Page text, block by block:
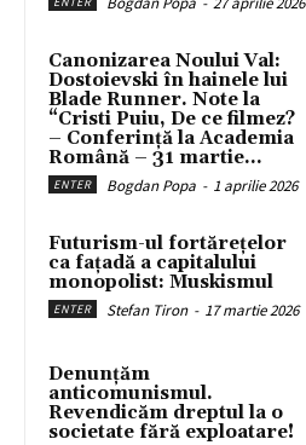
Canonizarea Noului Val:
Dostoievski în hainele lui
Blade Runner. Note la
“Cristi Puiu, De ce filmez?
– Conferință la Academia
Română – 31 martie...
ENTER Bogdan Popa - 1 aprilie 2026
Futurism-ul fortărețelor
ca fațadă a capitalului
monopolist: Muskismul
ENTER Stefan Tiron - 17 martie 2026
Denunțăm
anticomunismul.
Revendicăm dreptul la o
societate fără exploatare!